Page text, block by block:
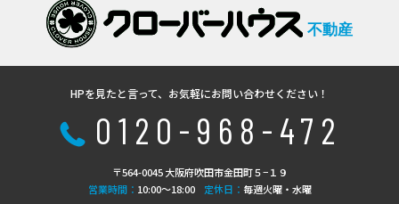
不動産
HPを見たと言って、お気軽にお問い合わせください！
0120-968-472
〒564-0045 大阪府吹田市金田町５−１９
営業時間： 10:00〜18:00 定休日： 毎週火曜・水曜